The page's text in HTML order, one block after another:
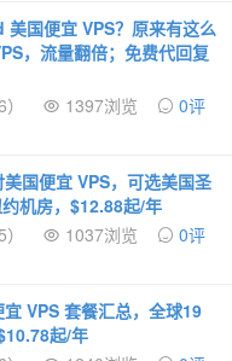
国便宜 VPS？原来有这么
，流量翻倍；免费代回复
1397浏览
0评
国便宜 VPS，可选美国圣
机房，$12.88起/年
1037浏览
0评
VPS 套餐汇总，全球19
起/年